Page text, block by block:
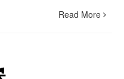
Read More